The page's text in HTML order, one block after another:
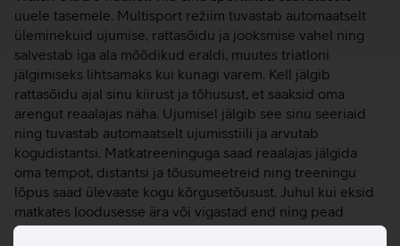
uuele tasemele. Multisport režiim tuvastab automaatselt
üleminekuid ujumise, rattasõidu ja jooksmise vahel ning
salvestab iga ala mõõdikud eraldi, muutes triatloni
jälgimiseks lihtsamaks kui kunagi varem. Kell jälgib
rattasõidu ajal sinu kiirust ja tõhusust, et saaksid oma
arengut reaalajas näha. Ujumisel jälgib see sinu seeriaid
ning tuvastab automaatselt ujumisstiili ja arvutab
kogudistantsi. Matkatreeninguga saad reaalajas jälgida
oma tempot, distantsi ja tõusumeetreid ning treeningu
lõpus saad ülevaate kogu kõrgusetõusust. Juhul kui eksid
matkates loodusesse ära või vigastad end ning pead
seeläbi tähelepanu enda peale tõmbama, siis hoides